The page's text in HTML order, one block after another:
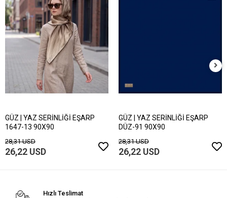
GÜZ | YAZ SERİNLİĞİ EŞARP
1647-13 90X90
28,31 USD
26,22 USD
GÜZ | YAZ SERİNLİĞİ EŞARP
DÜZ-91 90X90
28,31 USD
26,22 USD
Hızlı Teslimat